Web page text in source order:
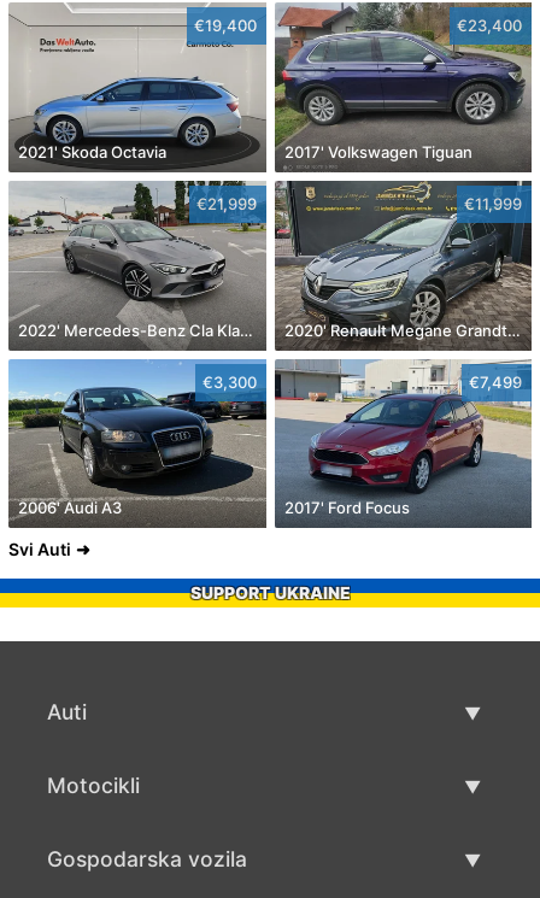
€19,400
2021' Skoda Octavia
€23,400
2017' Volkswagen Tiguan
€21,999
2022' Mercedes-Benz Cla Klasa Cla 180
€11,999
2020' Renault Megane Grandtour Dci 115
€3,300
2006' Audi A3
€7,499
2017' Ford Focus
Svi Auti
SUPPORT UKRAINE
Auti
Motocikli
Gospodarska vozila